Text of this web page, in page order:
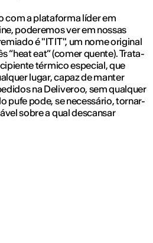
com a plataforma líder em
poderemos ver em nossas
é "IT IT", um nome original
“heat eat” (comer quente). Trata-
térmico especial, que
lugar, capaz de manter
na Deliveroo, sem qualquer
pufe pode, se necessário, tornar-
sobre a qual descansar